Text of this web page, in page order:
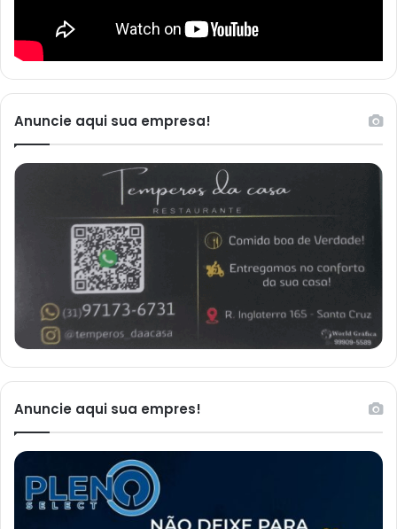
Anuncie aqui sua empresa!
Anuncie aqui sua empres!